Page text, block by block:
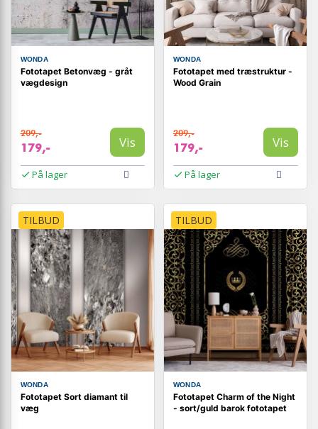
WONDA
Fototapet Betonvæg - gråt
vægdesign
209,-
179,- Vis
På lager
WONDA
Fototapet med træstruktur -
Wood Grain
209,-
179,- Vis
På lager
TILBUD
WONDA
Fototapet Sort diamant til
væg
TILBUD
WONDA
Fototapet Charm of the Night
- sort/guld barok fototapet